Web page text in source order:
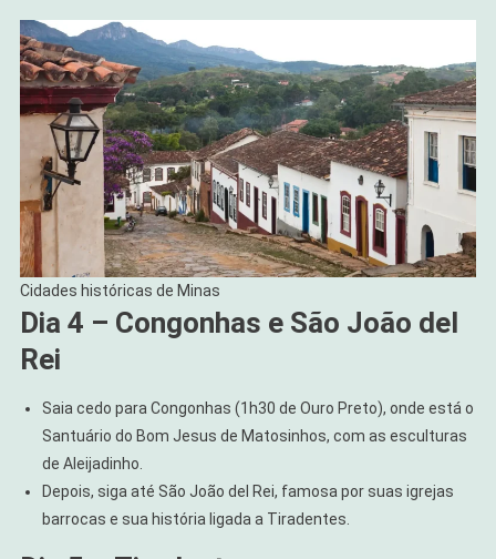
Cidades históricas de Minas
Dia 4 – Congonhas e São João del
Rei
Saia cedo para Congonhas (1h30 de Ouro Preto), onde está o
Santuário do Bom Jesus de Matosinhos, com as esculturas
de Aleijadinho.
Depois, siga até São João del Rei, famosa por suas igrejas
barrocas e sua história ligada a Tiradentes.